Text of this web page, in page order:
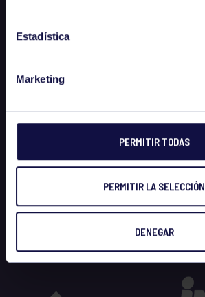
Estadística
Marketing
PERMITIR TODAS
PERMITIR LA SELECCIÓN
DENEGAR